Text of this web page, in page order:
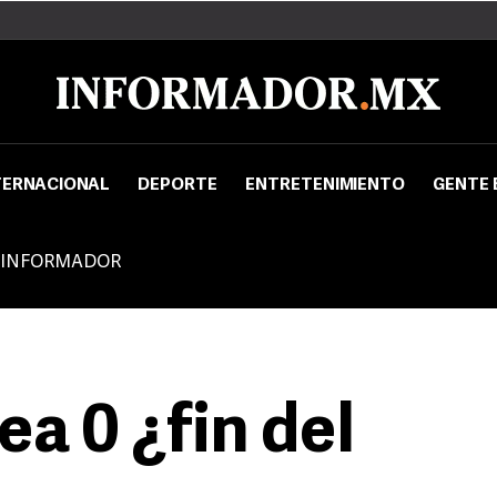
DEPORTE ENTRETENIMIENTO GENTE
0 ¿fin del